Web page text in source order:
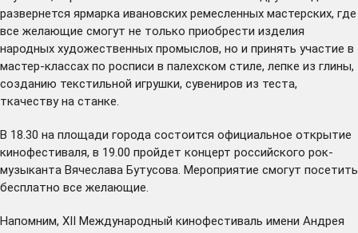
развернется ярмарка ивановских ремесленных мастерских, где
все желающие смогут не только приобрести изделия
народных художественных промыслов, но и принять участие в
мастер-классах по росписи в палехском стиле, лепке из глины,
созданию текстильной игрушки, сувениров из теста,
ткачеству на станке.
В 18.30 на площади города состоится официальное открытие
кинофестиваля, в 19.00 пройдет концерт российского рок-
музыканта Вячеслава Бутусова. Мероприятие смогут посетить
бесплатно все желающие.
Напомним, XII Международный кинофестиваль имени Андрея